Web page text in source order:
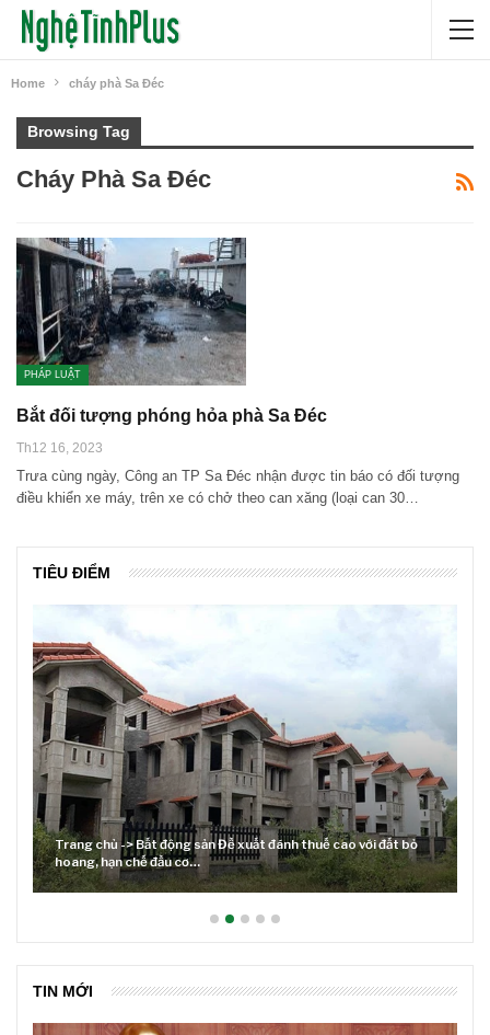
Home cháy phà Sa Đéc
Browsing Tag
Cháy Phà Sa Đéc
PHÁP LUẬT
Bắt đối tượng phóng hỏa phà Sa Đéc
Th12 16, 2023
Trưa cùng ngày, Công an TP Sa Đéc nhận được tin báo có đối tượng
điều khiển xe máy, trên xe có chở theo can xăng (loại can 30…
TIÊU ĐIỂM
xuất đánh thuế cao với đất bỏ
Lãi suất neo cao và cuộc tái cơ
TIN MỚI